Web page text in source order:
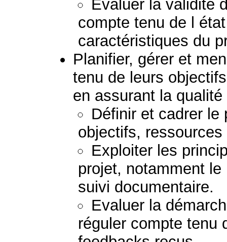
Evaluer la validité
compte tenu de l
caractéristiques du
Planifier, gérer et
tenu de leurs
en assurant la
Définir et cadrer le
objectifs,
Exploiter les
projet, notamment
suivi documentaire.
Evaluer la
réguler compte tenu